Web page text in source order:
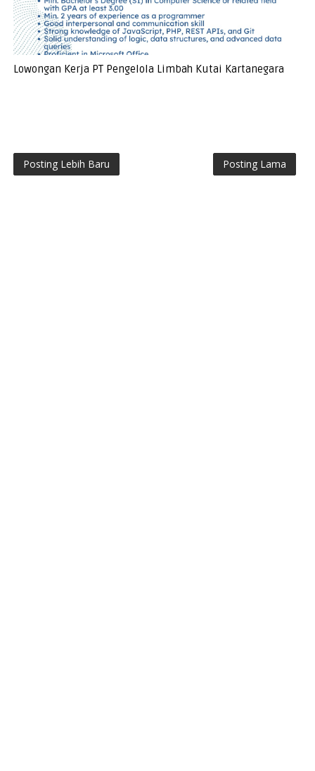
Lowongan Kerja PT Pengelola Limbah Kutai Kartanegara
Posting Lebih Baru Posting Lama